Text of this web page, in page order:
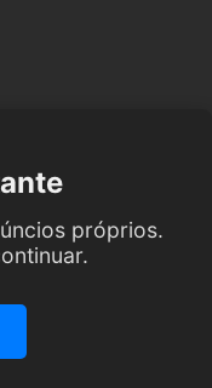
próprios.